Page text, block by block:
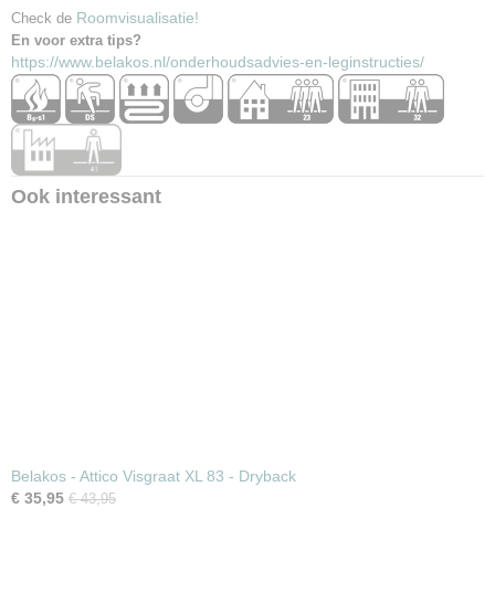
Check de Roomvisualisatie!
En voor extra tips?
https://www.belakos.nl/onderhoudsadvies-en-leginstructies/
Ook interessant
Belakos - Attico Visgraat XL 83 - Dryback
€ 35,95 € 43,95